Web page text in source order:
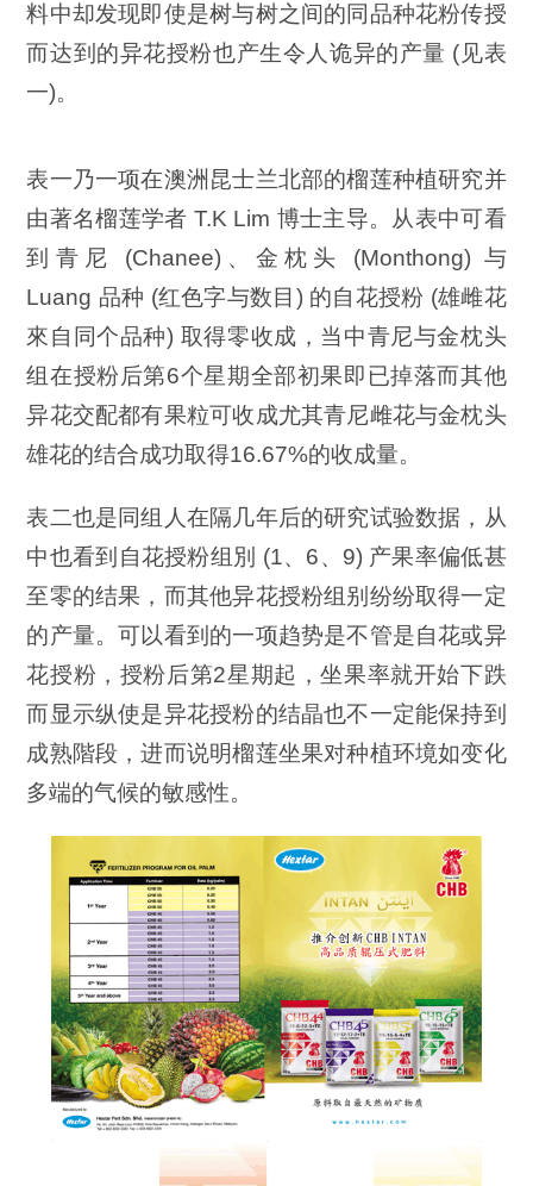
料中却发现即使是树与树之间的同品种花粉传授
而达到的异花授粉也产生令人诡异的产量 (见表
一)。
表一乃一项在澳洲昆士兰北部的榴莲种植研究并
由著名榴莲学者 T.K Lim 博士主导。从表中可看
到青尼 (Chanee)、金枕头 (Monthong) 与
Luang 品种 (红色字与数目) 的自花授粉 (雄雌花
來自同个品种) 取得零收成，当中青尼与金枕头
组在授粉后第6个星期全部初果即已掉落而其他
异花交配都有果粒可收成尤其青尼雌花与金枕头
雄花的结合成功取得16.67%的收成量。
表二也是同组人在隔几年后的研究试验数据，从
中也看到自花授粉组別 (1、6、9) 产果率偏低甚
至零的结果，而其他异花授粉组别纷纷取得一定
的产量。可以看到的一项趋势是不管是自花或异
花授粉，授粉后第2星期起，坐果率就开始下跌
而显示纵使是异花授粉的结晶也不一定能保持到
成熟階段，进而说明榴莲坐果对种植环境如变化
多端的气候的敏感性。